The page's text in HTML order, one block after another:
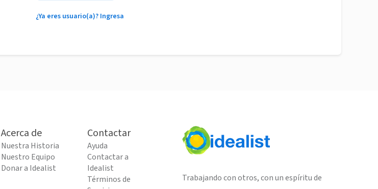
¿Ya eres usuario(a)? Ingresa
Acerca de
Nuestra Historia
Nuestro Equipo
Donar a Idealist
Contactar
Ayuda
Contactar a
Idealist
Términos de
Trabajando con otros, con un espíritu de